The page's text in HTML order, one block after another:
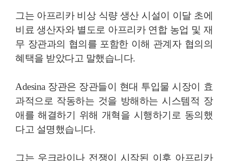
그는 아프리카 비상 식량 생산 시설이 이달 초에
비료 생산자와 별도로 아프리카 연합 농업 및 재
무 장관과의 협의를 포함한 이해 관계자 협의의
혜택을 받았다고 말했습니다.
Adesina 장관은 장관들이 현대 투입물 시장이 효
과적으로 작동하는 것을 방해하는 시스템적 장
애를 해결하기 위해 개혁을 시행하기로 동의했
다고 설명했습니다.
그는 우크라이나 전쟁이 시작된 이후 아프리카